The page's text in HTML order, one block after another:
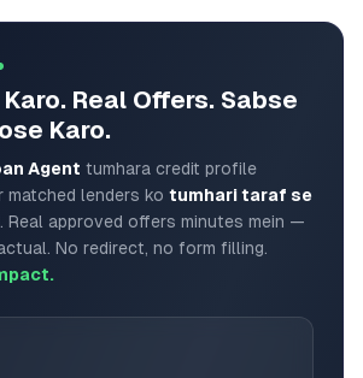
Real Offers. Sabse
Karo.
Agent tumhara credit profile
matched lenders ko tumhari taraf se
. Real approved offers minutes mein —
No redirect, no form filling.